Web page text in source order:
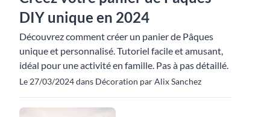
DIY unique en 2024
Découvrez comment créer un panier de Pâques
unique et personnalisé. Tutoriel facile et amusant,
idéal pour une activité en famille. Pas à pas détaillé.
Le 27/03/2024 dans Décoration par Alix Sanchez